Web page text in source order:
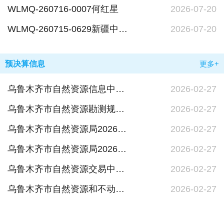
WLMQ-260716-0007何红星
2026-07-20
WLMQ-260715-0629新疆中化易捷新能源科技有限公司
2026-07-20
预决算信息 更多+
乌鲁木齐市自然资源信息中心2026年单位预算公开报告.
2026-02-27
乌鲁木齐市自然资源勘测规划院2026年单位预算公开报告
2026-02-27
乌鲁木齐市自然资源局2026年单位预算公开报告
2026-02-27
乌鲁木齐市自然资源局2026年部门预算公开报告
2026-02-27
乌鲁木齐市自然资源交易中心2026年单位预算公开报告
2026-02-27
乌鲁木齐市自然资源和不动产登记中心2026年单位预算公开报告
2026-02-27